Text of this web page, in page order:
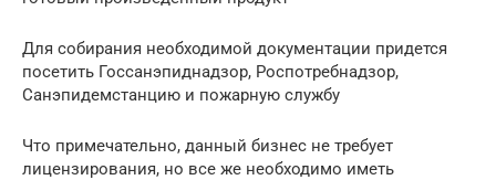
Для собирания необходимой документации придется
посетить Госсанэпиднадзор, Роспотребнадзор,
Санэпидемстанцию и пожарную службу
Что примечательно, данный бизнес не требует
лицензирования, но все же необходимо иметь